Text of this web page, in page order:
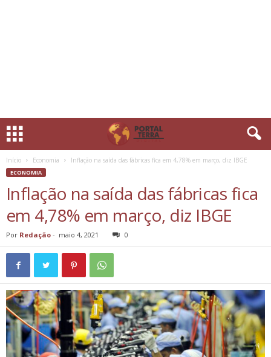
Início Economia Inflação na saída das fábricas fica em 4,78% em março, diz IBGE
ECONOMIA
Inflação na saída das fábricas fica
em 4,78% em março, diz IBGE
Por Redação - maio 4, 2021 0